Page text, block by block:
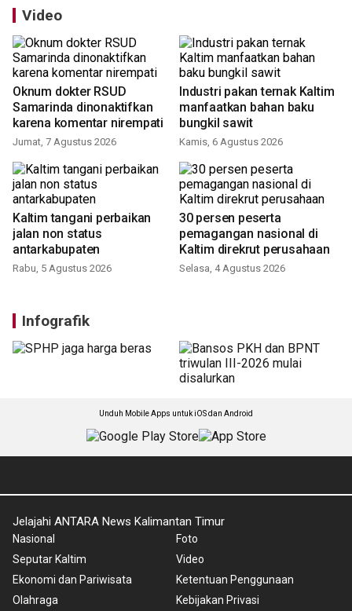
Video
Oknum dokter RSUD
Samarinda dinonaktifkan
karena komentar nirempati
Jumat, 7 Agustus 2026
Industri pakan ternak Kaltim
manfaatkan bahan baku
bungkil sawit
Kamis, 6 Agustus 2026
Kaltim tangani perbaikan
jalan non status
antarkabupaten
Rabu, 5 Agustus 2026
30 persen peserta
pemagangan nasional di
Kaltim direkrut perusahaan
Selasa, 4 Agustus 2026
Infografik
Unduh Mobile Apps untuk iOS dan Android
Jelajahi ANTARA News Kalimantan Timur
Nasional
Seputar Kaltim
Ekonomi dan Pariwisata
Olahraga
Foto
Video
Ketentuan Penggunaan
Kebijakan Privasi